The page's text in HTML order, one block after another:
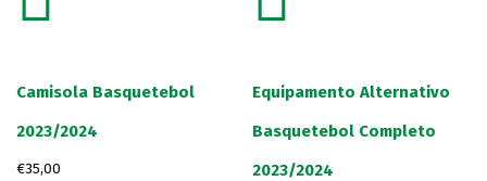
Camisola Basquetebol
2023/2024
€35,00
Equipamento Alternativo
Basquetebol Completo
2023/2024